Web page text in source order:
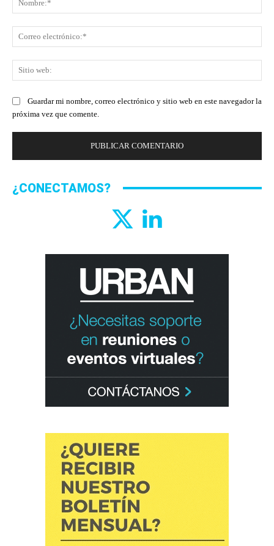
Guardar mi nombre, correo electrónico y sitio web en este navegador la
próxima vez que comente.
¿CONECTAMOS?